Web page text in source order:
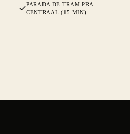
PARADA DE TRAM PRA
CENTRAAL (15 MIN)